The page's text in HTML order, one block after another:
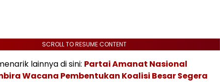
SCROLL TO RESUME CONTENT
lainnya di sini: Partai Amanat Nasional
Wacana Pembentukan Koalisi Besar Segera